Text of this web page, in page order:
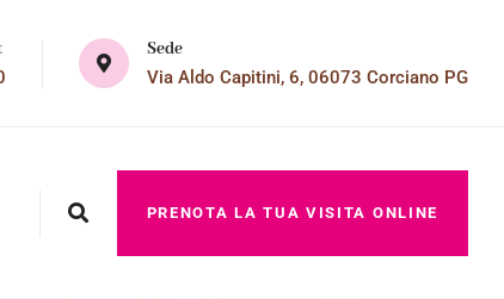
Sede
Via Aldo Capitini, 6, 06073 Corciano PG
PRENOTA LA TUA VISITA ONLINE